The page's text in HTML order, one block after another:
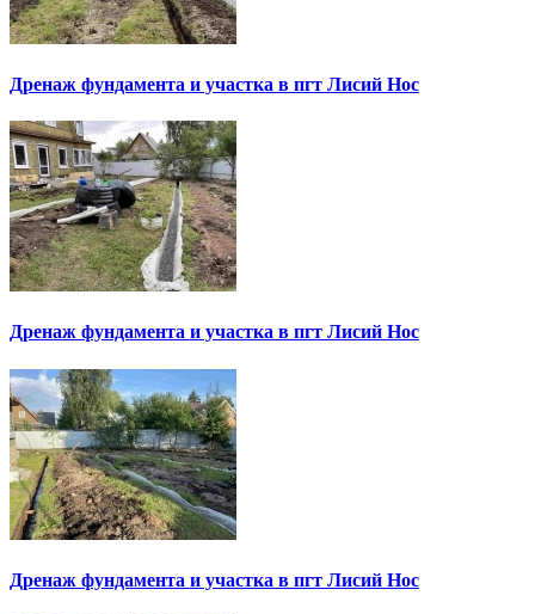
Дренаж фундамента и участка в пгт Лисий Нос
Дренаж фундамента и участка в пгт Лисий Нос
Дренаж фундамента и участка в пгт Лисий Нос